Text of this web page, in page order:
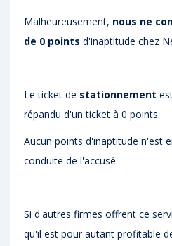
Malheureusement, nous ne
de 0 points d'inaptitude chez
Le ticket de stationnement
répandu d'un ticket à 0 points.
Aucun points d'inaptitude n'est
conduite de l'accusé.
Si d'autres firmes offrent ce
qu'il est pour autant profitable